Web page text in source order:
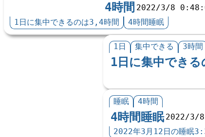
4時間 2022/3/8
1日に集中できるのは3,4時間
4時間睡眠
1日 集中できる 3時間
1日に集中でき
睡眠 4時間
4時間睡眠 2022/3/
2022年3月12日の睡眠